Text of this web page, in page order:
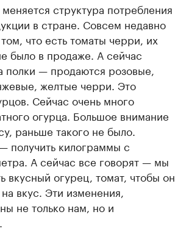
структура потребления
в стране. Совсем недавно
что есть томаты черри, их
было в продаже. А сейчас
полки — продаются розовые,
желтые черри. Это
Сейчас очень много
огурца. Большое внимание
раньше такого не было.
получить килограммы с
А сейчас все говорят — мы
вкусный огурец, томат, чтобы он
вкус. Эти изменения,
не только нам, но и